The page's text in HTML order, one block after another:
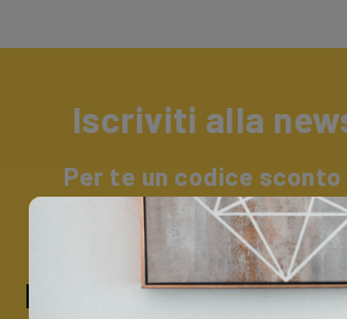
Iscriviti alla
Per te un codice sconto
catalogo Trevi + un
Iscriviti alla nostra